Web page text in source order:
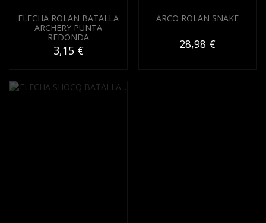
FLECHA ROLAN BATALLA
ARCHERY PUNTA
REDONDA
3,15 €
ARCO ROLAN SNAKE
28,98 €